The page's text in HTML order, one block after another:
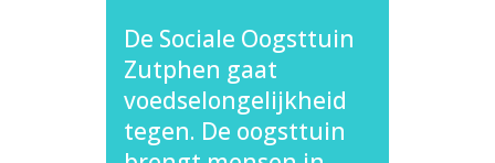
De Sociale Oogsttuin
Zutphen gaat
voedselongelijkheid
tegen. De oogsttuin